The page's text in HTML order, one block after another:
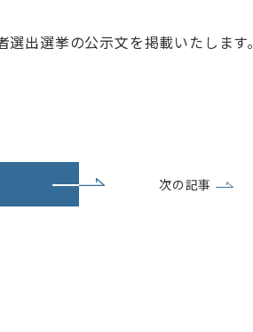
出選挙の公示文を掲載いたします。
次の記事